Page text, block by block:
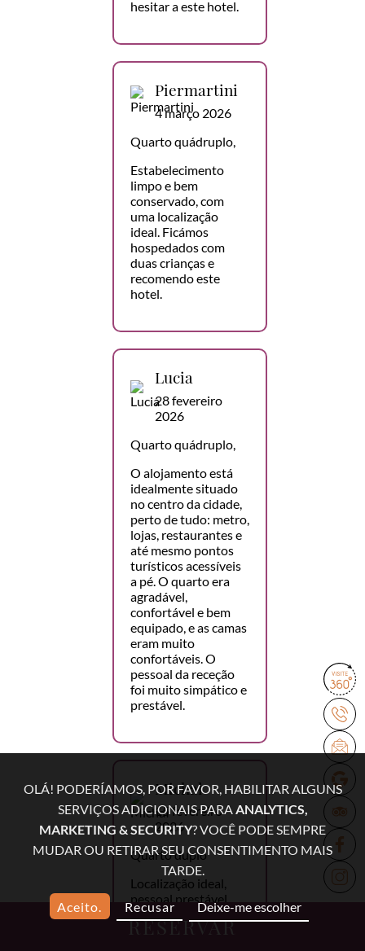
RESERVAR
hesitar a este hotel.
Piermartini
4 março 2026
Quarto quádruplo,
Estabelecimento
limpo e bem
conservado, com
uma localização
ideal. Ficámos
hospedados com
duas crianças e
recomendo este
hotel.
Lucia
28 fevereiro
2026
Quarto quádruplo,
O alojamento está
idealmente situado
no centro da cidade,
perto de tudo: metro,
lojas, restaurantes e
até mesmo pontos
turísticos acessíveis
a pé. O quarto era
agradável,
confortável e bem
equipado, e as camas
eram muito
confortáveis. O
pessoal da receção
foi muito simpático e
prestável.
Michał
15 fevereiro
2026
Quarto duplo
Localização ideal,
pessoal prestável,
pequeno-almoço
delicioso, lavandaria,
OLÁ! PODERÍAMOS, POR FAVOR, HABILITAR ALGUNS
SERVIÇOS ADICIONAIS PARAANALYTICS,
MARKETING & SECURITY? VOCÊ PODE SEMPRE
MUDAR OU RETIRAR SEU CONSENTIMENTO MAIS
TARDE.
Aceito. Recusar Deixe-me escolher